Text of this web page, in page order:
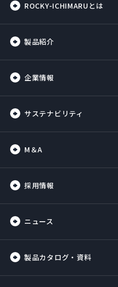
ROCKY-ICHIMARUとは
製品紹介
企業情報
サステナビリティ
M＆A
採用情報
ニュース
製品カタログ・資料